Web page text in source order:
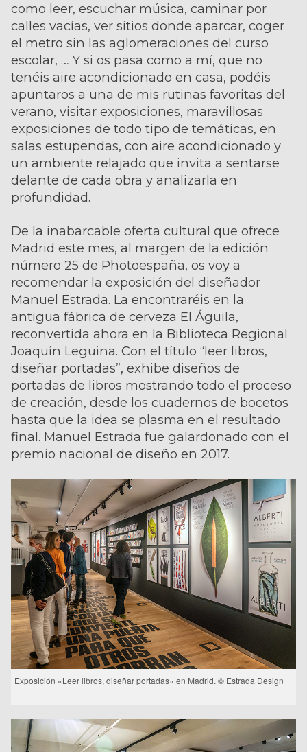
como leer, escuchar música, caminar por
calles vacías, ver sitios donde aparcar, coger
el metro sin las aglomeraciones del curso
escolar, … Y si os pasa como a mí, que no
tenéis aire acondicionado en casa, podéis
apuntaros a una de mis rutinas favoritas del
verano, visitar exposiciones, maravillosas
exposiciones de todo tipo de temáticas, en
salas estupendas, con aire acondicionado y
un ambiente relajado que invita a sentarse
delante de cada obra y analizarla en
profundidad.
De la inabarcable oferta cultural que ofrece
Madrid este mes, al margen de la edición
número 25 de Photoespaña, os voy a
recomendar la exposición del diseñador
Manuel Estrada. La encontraréis en la
antigua fábrica de cerveza El Águila,
reconvertida ahora en la Biblioteca Regional
Joaquín Leguina. Con el título “leer libros,
diseñar portadas”, exhibe diseños de
portadas de libros mostrando todo el proceso
de creación, desde los cuadernos de bocetos
hasta que la idea se plasma en el resultado
final. Manuel Estrada fue galardonado con el
premio nacional de diseño en 2017.
Exposición «Leer libros, diseñar portadas» en Madrid. © Estrada Design